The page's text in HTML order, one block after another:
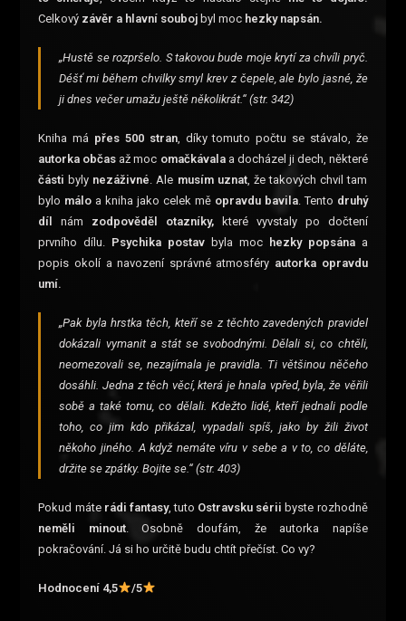
Celkový závěr a hlavní souboj byl moc hezky napsán.
„Hustě se rozpršelo. S takovou bude moje krytí za chvíli pryč.
Déšť mi během chvilky smyl krev z čepele, ale bylo jasné, že
ji dnes večer umažu ještě několikrát.“ (str. 342)
Kniha má přes 500 stran, díky tomuto počtu se stávalo, že
autorka občas až moc omačkávalaa docházel ji dech, některé
části byly nezáživné . Ale musím uznat, že takových chvil tam
bylo málo a kniha jako celek mě opravdu bavila. Tento druhý
díl
nám zodpověděl otazníky, které vyvstaly po dočtení
prvního dílu.
Psychika postav byla moc hezky popsánaa
popis okolí a navození správné atmosféry autorka opravdu
umí.
„Pak byla hrstka těch, kteří se z těchto zavedených pravidel
dokázali vymanit a stát se svobodnými. Dělali si, co chtěli,
neomezovali se, nezajímala je pravidla. Ti většinou něčeho
dosáhli. Jedna z těch věcí, která je hnala vpřed, byla, že věřili
sobě a také tomu, co dělali. Kdežto lidé, kteří jednali podle
toho, co jim kdo přikázal, vypadali spíš, jako by žili život
někoho jiného. A když nemáte víru v sebe a v to, co děláte,
držite se zpátky. Bojite se.“ (str. 403)
Pokud máte rádi fantasy, tuto Ostravsku sérii byste rozhodně
neměli minout. Osobně doufám, že autorka napíše
pokračování. Já si ho určitě budu chtít přečíst. Co vy?
Hodnocení 4,5 /5